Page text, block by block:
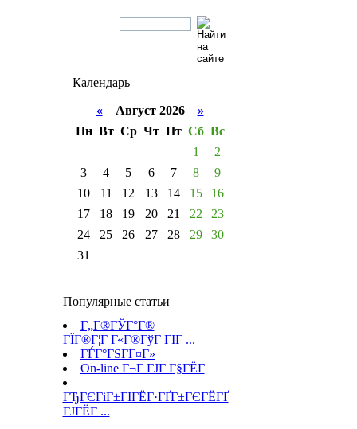
Календарь
«Август 2026 »
Пн Вт Ср Чт Пт Сб Вс
1
2
3
4 5 6 7 8
9
10
11 12 13 14 15
16
17
18 19 20 21 22
23
24
25 26 27 28 29
30
31
Популярные статьи
Г„Г®ГЎГ°Г®
ГЇГ®Г¦Г Г«Г®ГўГ ГІГ ...
ГЃГ°ГЅГ­Г¤Г»
On-line Г¬Г ГЈГ Г§ГЁГ­
ГЂГЄГіГ±ГІГЁГ·ГҐГ±ГЄГЁГҐ
ГЈГЁГ ...